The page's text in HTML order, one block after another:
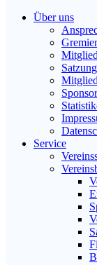
Über uns
Service